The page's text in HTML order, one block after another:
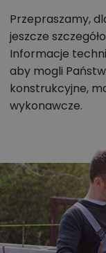
Przepraszamy,
jeszcze
Informacje
aby mogli
konstrukcyjne,
wykonawcze.